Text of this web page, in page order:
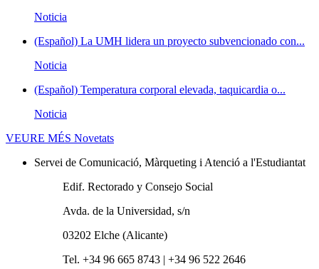
Noticia
(Español) La UMH lidera un proyecto subvencionado con...
Noticia
(Español) Temperatura corporal elevada, taquicardia o...
Noticia
VEURE MÉS Novetats
Servei de Comunicació, Màrqueting i Atenció a l'Estudiantat
Edif. Rectorado y Consejo Social
Avda. de la Universidad, s/n
03202 Elche (Alicante)
Tel. +34 96 665 8743 | +34 96 522 2646